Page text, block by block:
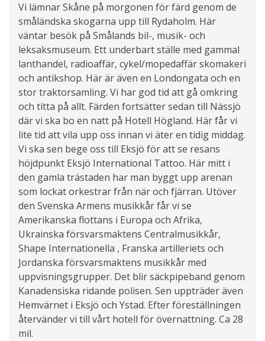
Vi lämnar Skåne på morgonen för färd genom de
småländska skogarna upp till Rydaholm. Här
väntar besök på Smålands bil-, musik- och
leksaksmuseum. Ett underbart ställe med gammal
lanthandel, radioaffär, cykel/mopedaffär skomakeri
och antikshop. Här är även en Londongata och en
stor traktorsamling. Vi har god tid att gå omkring
och titta på allt. Färden fortsätter sedan till Nässjö
där vi ska bo en natt på Hotell Högland. Här får vi
lite tid att vila upp oss innan vi äter en tidig middag.
Vi ska sen bege oss till Eksjö för att se resans
höjdpunkt Eksjö International Tattoo. Här mitt i
den gamla trästaden har man byggt upp arenan
som lockat orkestrar från när och fjärran. Utöver
den Svenska Armens musikkår får vi se
Amerikanska flottans i Europa och Afrika,
Ukrainska försvarsmaktens Centralmusikkår,
Shape Internationella , Franska artilleriets och
Jordanska försvarsmaktens musikkår med
uppvisningsgrupper. Det blir säckpipeband genom
Kanadensiska ridande polisen. Sen uppträder även
Hemvärnet i Eksjö och Ystad. Efter föreställningen
återvänder vi till vårt hotell för övernattning. Ca 28
mil.